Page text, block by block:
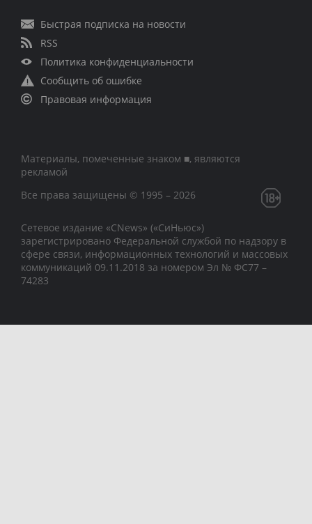
Быстрая подписка на новости
RSS
Политика конфиденциальности
Сообщить об ошибке
Правовая информация
Материалы, помеченные знаком ■, являются
рекламой
Все права защищены © 1995 – 2026
Сетевое издание «CNews» («СиНьюс»)
зарегистрировано Федеральной службой по надзору в
сфере связи, информационных технологий и массовых
коммуникаций 09.11.2018 за номером Эл № ФС77 –
74283